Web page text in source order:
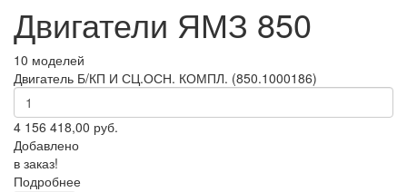
Двигатели ЯМЗ 850
10 моделей
Двигатель Б/КП И СЦ.ОСН. КОМПЛ. (850.1000186)
4 156 418,00 руб.
Добавлено
в заказ!
Подробнее